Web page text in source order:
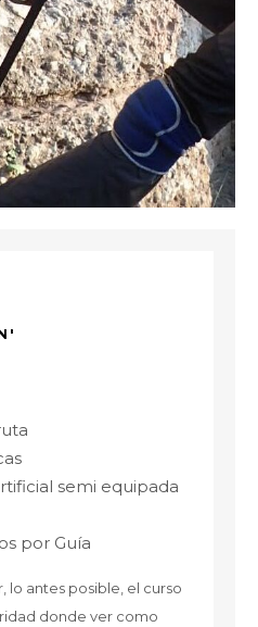
semi equipada
por Guía
lo antes posible, el curso
donde ver como